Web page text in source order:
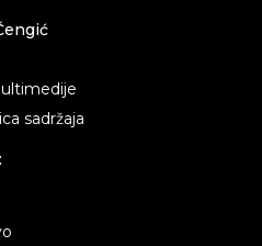
sadržaja